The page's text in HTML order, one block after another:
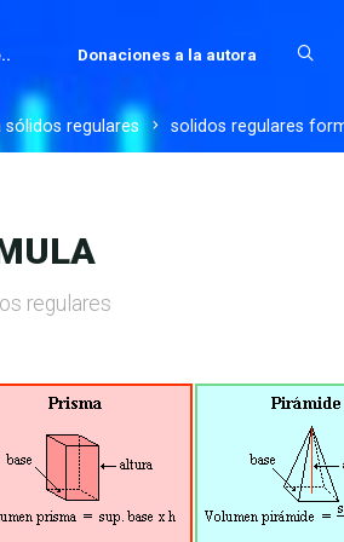
Donaciones a la autora
regulares solidos regulares
regulares